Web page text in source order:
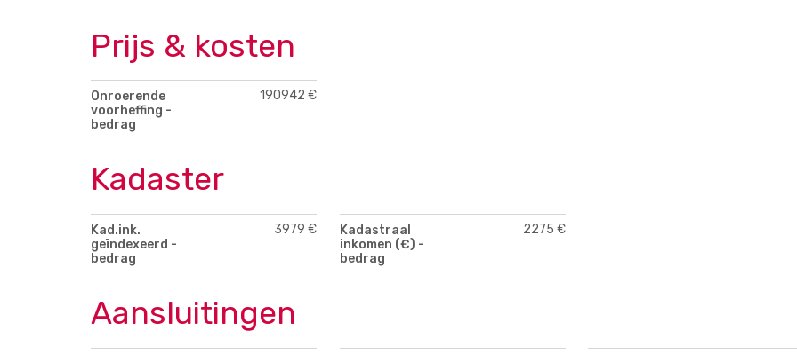
Prijs & kosten
Onroerende
voorheffing -
bedrag
190942 €
Kadaster
Kad.ink.
geïndexeerd -
bedrag
3979 €
Kadastraal
inkomen (€) -
bedrag
2275 €
Aansluitingen